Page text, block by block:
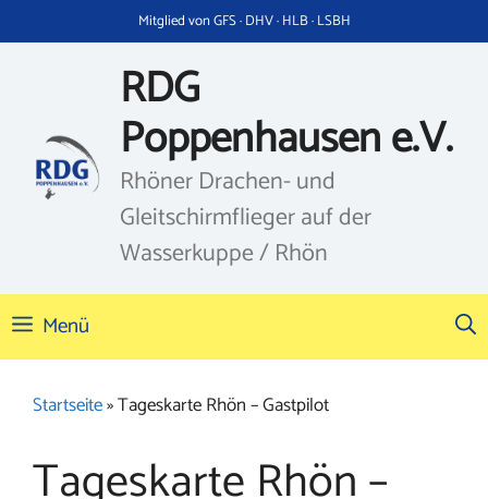
Inhalt
Mitglied von GFS · DHV · HLB · LSBH
RDG
Poppenhausen e.V.
Rhöner Drachen- und
Gleitschirmflieger auf der
Wasserkuppe / Rhön
Menü
Startseite»Tageskarte Rhön – Gastpilot
Tageskarte Rhön –